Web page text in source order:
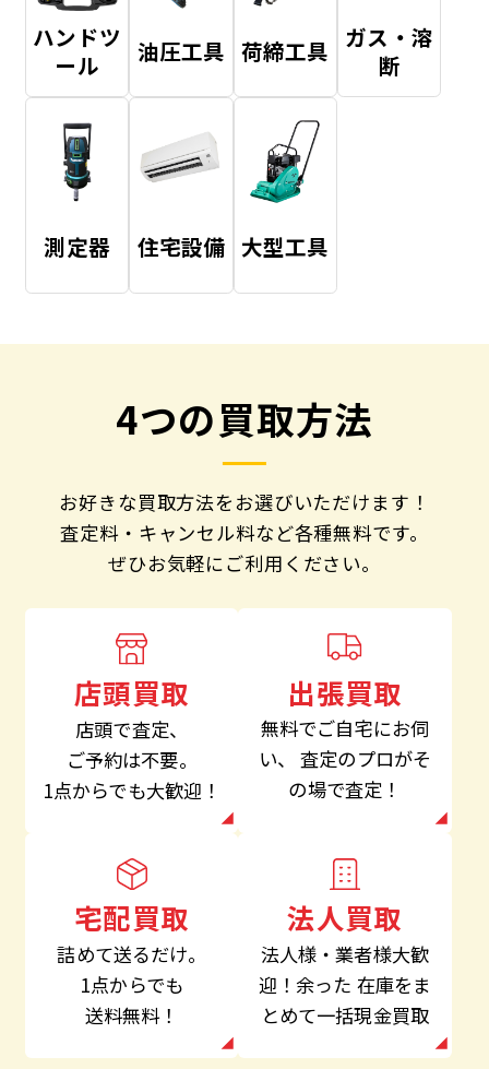
ハンドツ
ール
油圧工具 荷締工具
ガス・溶
断
測定器 住宅設備 大型工具
4つの買取方法
お好きな買取方法をお選びいただけます！
査定料・キャンセル料など各種無料です。
ぜひお気軽にご利用ください。
店頭買取
店頭で査定、
ご予約は不要。
1点からでも大歓迎！
出張買取
無料でご自宅にお伺
い、 査定のプロがそ
の場で査定！
宅配買取
詰めて送るだけ。
1点からでも
送料無料！
法人買取
法人様・業者様大歓
迎！余った 在庫をま
とめて一括現金買取